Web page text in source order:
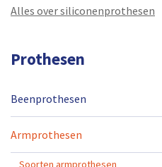
Alles over siliconenprothesen
Prothesen
Beenprothesen
Armprothesen
Soorten armprothesen